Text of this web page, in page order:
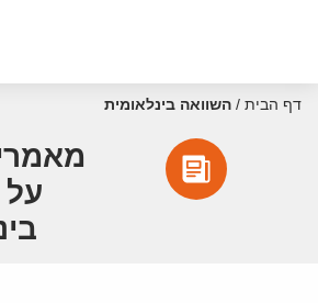
דף הבית / השוואה בינלאומית
על